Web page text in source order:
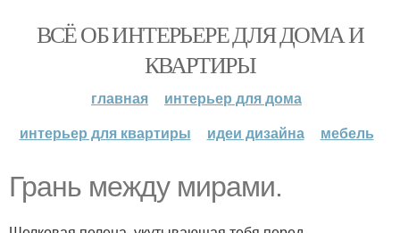
ВСЁ ОБ ИНТЕРЬЕРЕ ДЛЯ ДОМА И
КВАРТИРЫ
главная
интерьер для дома
интерьер для квартиры
идеи дизайна мебель
Грань между мирами.